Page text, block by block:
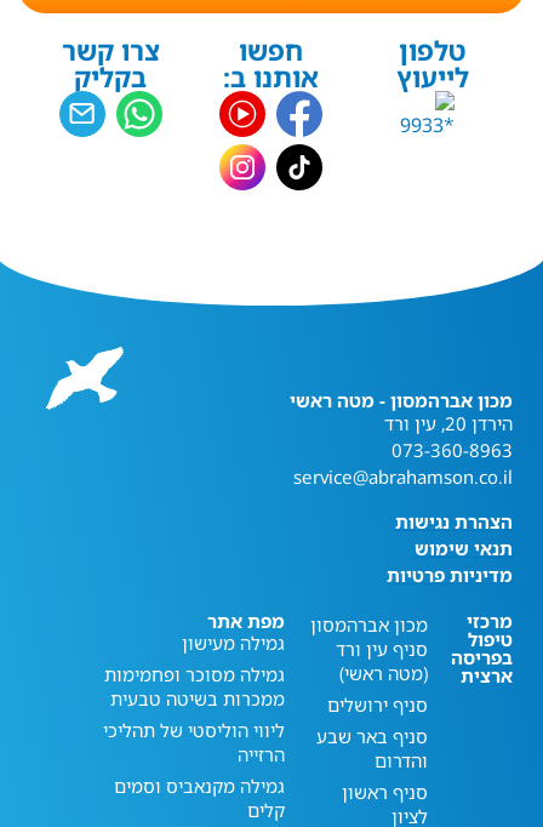
טלפון
לייעוץ
חפשו
אותנו ב:
צרו קשר
בקליק
מכון אברהמסון - מטה ראשי
הירדן 20, עין ורד
073-360-8963
service@abrahamson.co.il
הצהרת נגישות
תנאי שימוש
מדיניות פרטיות
מרכזי
טיפול
בפריסה
ארצית
מכון אברהמסון
סניף עין ורד
(מטה ראשי)
סניף ירושלים
סניף באר שבע
והדרום
סניף ראשון
לציון
מפת אתר
גמילה מעישון
גמילה מסוכר ופחמימות
ממכרות בשיטה טבעית
ליווי הוליסטי של תהליכי
הרזייה
גמילה מקנאביס וסמים
קלים